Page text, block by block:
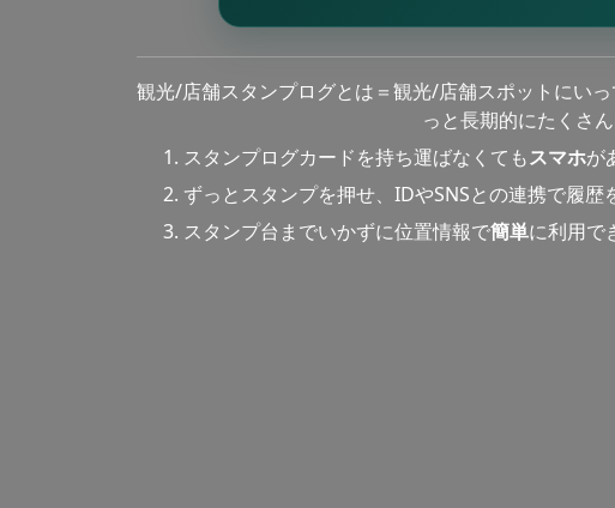
観光/店舗スタンプログとは＝観光/店舗スポットにい
っと長期的にたくさ
スタンプログカードを持ち運ばなくてもスマホが
ずっとスタンプを押せ、IDやSNSとの連携で履歴
スタンプ台までいかずに位置情報で簡単に利用で